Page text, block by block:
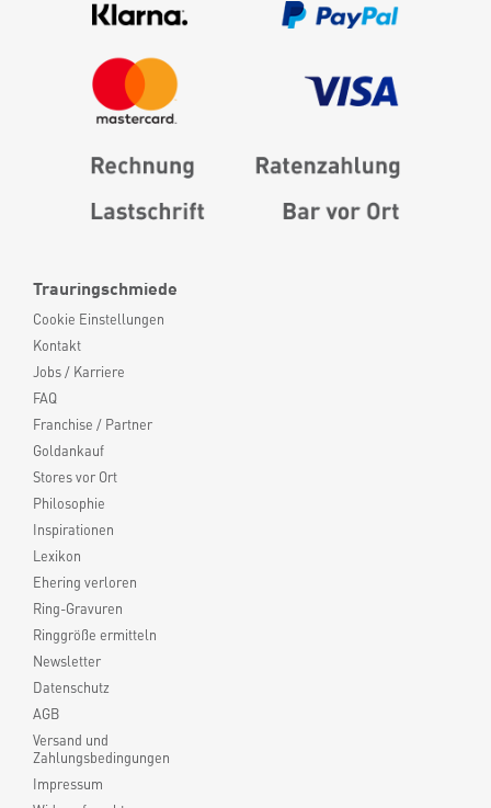
Trauringschmiede
Cookie Einstellungen
Kontakt
Jobs / Karriere
FAQ
Franchise / Partner
Goldankauf
Stores vor Ort
Philosophie
Inspirationen
Lexikon
Ehering verloren
Ring-Gravuren
Ringgröße ermitteln
Newsletter
Datenschutz
AGB
Versand und
Zahlungsbedingungen
Impressum